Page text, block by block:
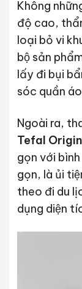
Không
độ cao,
loại bỏ vi
bộ sản
lấy đi bụi
sóc quần
Ngoài ra,
Tefal
gọn với
gọn, là ủi
theo đi du
dụng diện